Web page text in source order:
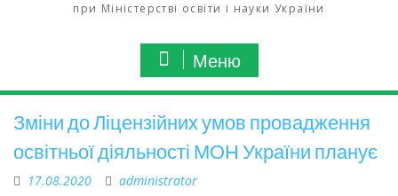
при Міністерстві освіти і науки України
Меню
Зміни до Ліцензійних умов провадження
освітньої діяльності МОН України планує
17.08.2020 administrator